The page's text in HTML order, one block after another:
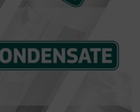
студени тавани под метални
Повече детайли